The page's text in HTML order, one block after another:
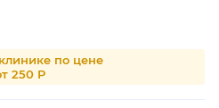
по цене
250 Р